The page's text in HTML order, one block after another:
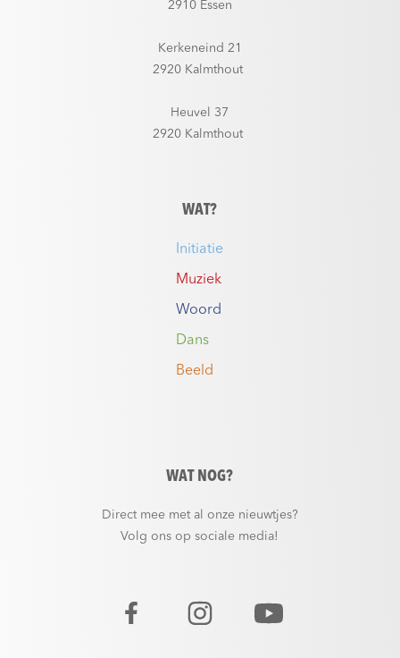
2910 Essen
Kerkeneind 21
2920 Kalmthout
Heuvel 37
2920 Kalmthout
WAT?
Initiatie
Muziek
Woord
Dans
Beeld
WAT NOG?
Direct mee met al onze nieuwtjes?
Volg ons op sociale media!